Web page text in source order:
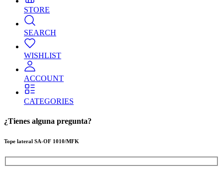
STORE
SEARCH
WISHLIST
ACCOUNT
CATEGORIES
¿Tienes alguna pregunta?
Tope lateral SA-OF 1010/MFK